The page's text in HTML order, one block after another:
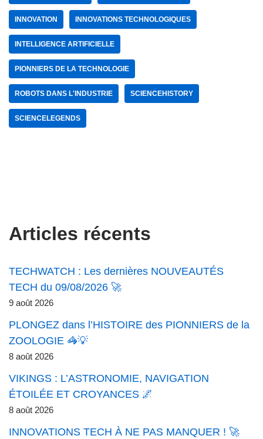
INNOVATION INNOVATIONS TECHNOLOGIQUES
INTELLIGENCE ARTIFICIELLE
PIONNIERS DE LA TECHNOLOGIE
ROBOTS DANS L'INDUSTRIE SCIENCEHISTORY
SCIENCELEGENDS
Articles récents
TECHWATCH : Les dernières NOUVEAUTÉS
TECH du 09/08/2026 🚀
9 août 2026
PLONGEZ dans l’HISTOIRE des PIONNIERS de la
ZOOLOGIE 🦓💡
8 août 2026
VIKINGS : L’ASTRONOMIE, NAVIGATION
ÉTOILÉE ET CROYANCES 🌌
8 août 2026
INNOVATIONS TECH À NE PAS MANQUER ! 🚀